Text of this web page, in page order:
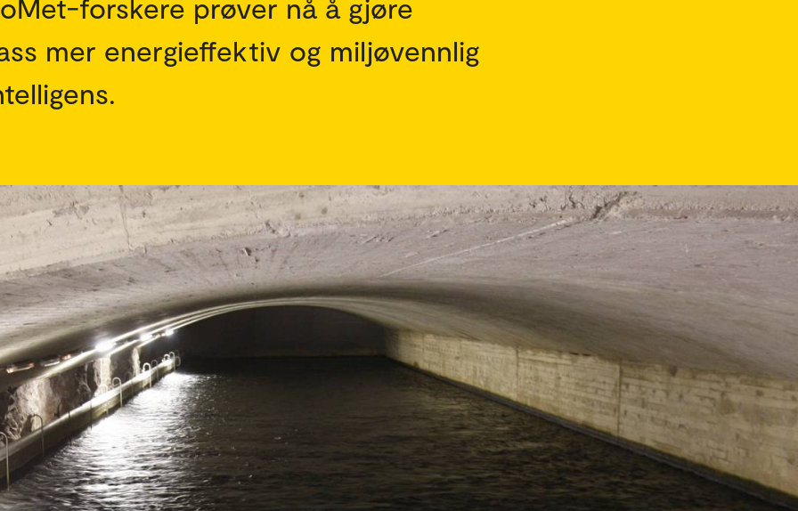
forskere prøver nå å gjøre
mer energieffektiv og miljøvennlig